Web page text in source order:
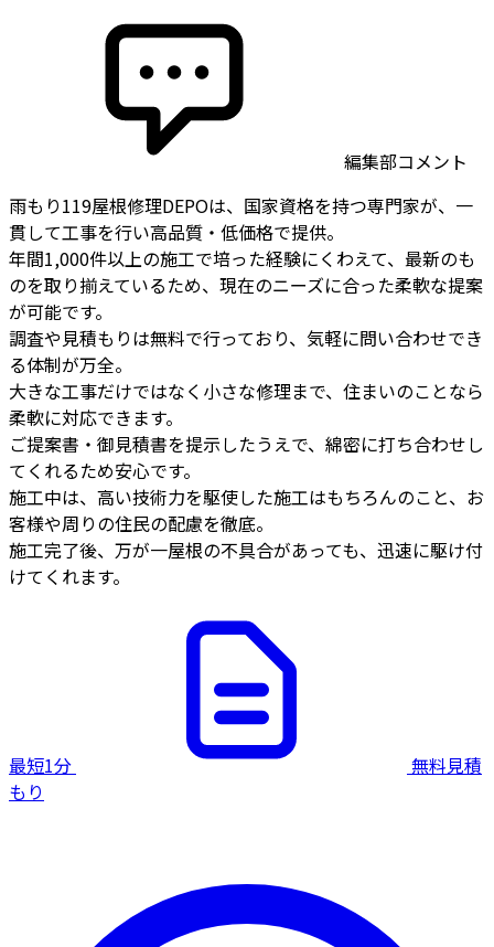
編集部コメント
雨もり119屋根修理DEPOは、国家資格を持つ専門家が、一
貫して工事を行い高品質・低価格で提供。
年間1,000件以上の施工で培った経験にくわえて、最新のも
のを取り揃えているため、現在のニーズに合った柔軟な提案
が可能です。
調査や見積もりは無料で行っており、気軽に問い合わせでき
る体制が万全。
大きな工事だけではなく小さな修理まで、住まいのことなら
柔軟に対応できます。
ご提案書・御見積書を提示したうえで、綿密に打ち合わせし
てくれるため安心です。
施工中は、高い技術力を駆使した施工はもちろんのこと、お
客様や周りの住民の配慮を徹底。
施工完了後、万が一屋根の不具合があっても、迅速に駆け付
けてくれます。
最短1分
無料見積
もり